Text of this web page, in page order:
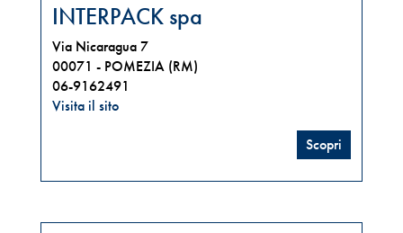
INTERPACK spa
Via Nicaragua 7
00071 - POMEZIA (RM)
06-9162491
Visita il sito
Scopri